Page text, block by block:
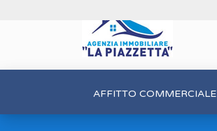
AFFITTO COMMERCIALE